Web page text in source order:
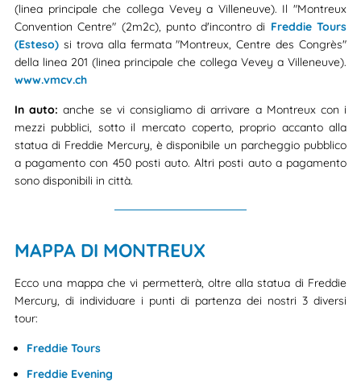
(linea principale che collega Vevey a Villeneuve). Il "Montreux
Convention Centre" (2m2c), punto d'incontro di Freddie Tours
(Esteso)si trova alla fermata "Montreux, Centre des Congrès"
della linea 201 (linea principale che collega Vevey a Villeneuve).
www.vmcv.ch
In auto: anche se vi consigliamo di arrivare a Montreux con i
mezzi pubblici, sotto il mercato coperto, proprio accanto alla
statua di Freddie Mercury, è disponibile un parcheggio pubblico
a pagamento con 450 posti auto. Altri posti auto a pagamento
sono disponibili in città.
MAPPA DI MONTREUX
Ecco una mappa che vi permetterà, oltre alla statua di Freddie
Mercury, di individuare i punti di partenza dei nostri 3 diversi
tour:
Freddie Tours
Freddie Evening